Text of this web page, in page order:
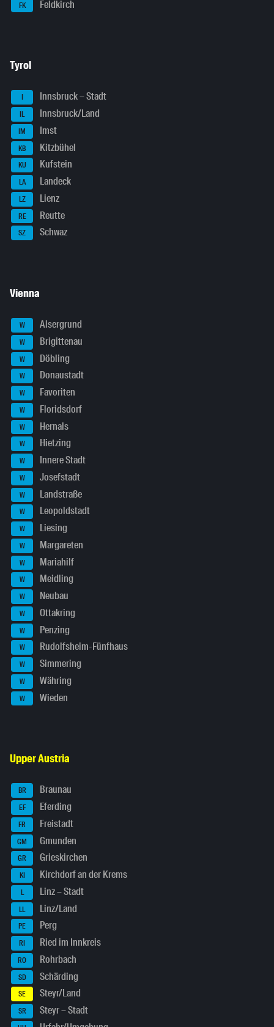
FK Feldkirch
Tyrol
I Innsbruck – Stadt
IL Innsbruck/Land
IM Imst
KB Kitzbühel
KU Kufstein
LA Landeck
LZ Lienz
RE Reutte
SZ Schwaz
Vienna
W Alsergrund
W Brigittenau
W Döbling
W Donaustadt
W Favoriten
W Floridsdorf
W Hernals
W Hietzing
W Innere Stadt
W Josefstadt
W Landstraße
W Leopoldstadt
W Liesing
W Margareten
W Mariahilf
W Meidling
W Neubau
W Ottakring
W Penzing
W Rudolfsheim-Fünfhaus
W Simmering
W Währing
W Wieden
Upper Austria
BR Braunau
EF Eferding
FR Freistadt
GM Gmunden
GR Grieskirchen
KI Kirchdorf an der Krems
L Linz – Stadt
LL Linz/Land
PE Perg
RI Ried im Innkreis
RO Rohrbach
SD Schärding
SE Steyr/Land
SR Steyr – Stadt